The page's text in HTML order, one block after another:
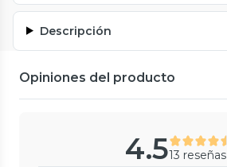
Descripción
Opiniones del producto
4.513 reseñas